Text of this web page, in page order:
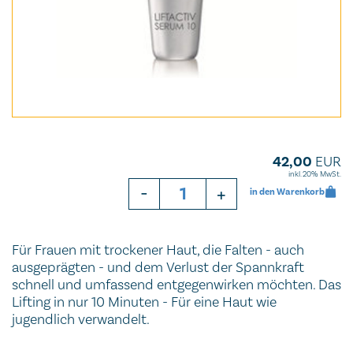
42,00 EUR
inkl. 20% MwSt.
- + in den Warenkorb
Für Frauen mit trockener Haut, die Falten - auch
ausgeprägten - und dem Verlust der Spannkraft
schnell und umfassend entgegenwirken möchten. Das
Lifting in nur 10 Minuten - Für eine Haut wie
jugendlich verwandelt.